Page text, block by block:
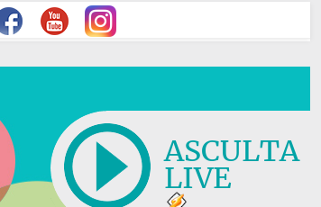
ASCULTA
LIVE